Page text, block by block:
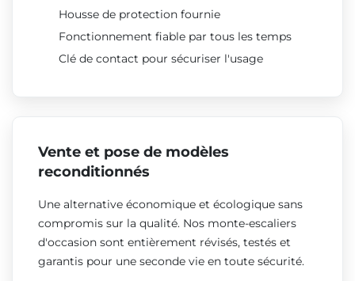
Housse de protection fournie
Fonctionnement fiable par tous les temps
Clé de contact pour sécuriser l'usage
Vente et pose de modèles
reconditionnés
Une alternative économique et écologique sans
compromis sur la qualité. Nos monte-escaliers
d'occasion sont entièrement révisés, testés et
garantis pour une seconde vie en toute sécurité.